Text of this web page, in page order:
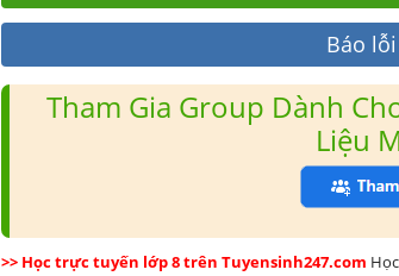
Báo
Tham Gia Group Dành
Liệu
>> Học trực tuyến lớp 8 trên Tuyensinh247.com